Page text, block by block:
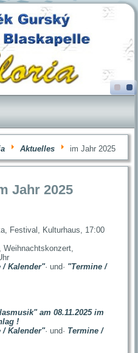
Aktuelles im Jahr 2025
Jahr 2025
Festival, Kulturhaus, 17:00
Weihnachtskonzert,
/ Kalender"· und· "Termine /
am 08.11.2025 im
!
/ Kalender"· und· Termine /